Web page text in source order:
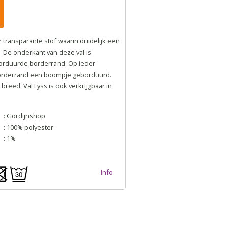
transparante stof waarin duidelijk een
onderkant van deze val is
borderrand. Op ieder
een boompje geborduurd.
Val Lyss is ook verkrijgbaar in
: Gordijnshop
: 100% polyester
: 1%
Info